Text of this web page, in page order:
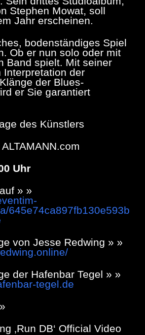
Stephen Mowat, soll
Jahr erscheinen.
bodenständiges Spiel
Ob er nun solo oder mit
Band spielt. Mit seiner
Interpretation der
der Blues-
er Sie garantiert
des Künstlers
Uhr
» »
645e74ca897fb130e593b
von Jesse Redwing » »
der Hafenbar Tegel » »
tegel.de
‚Run DB‘ Official Video